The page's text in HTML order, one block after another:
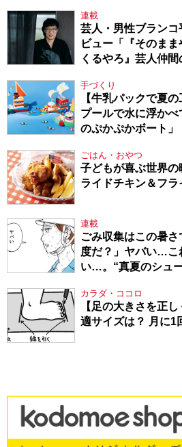
連載
芸人・男性ブラン
ビュー「『そのま
くるやろ』芸人仲
手づくり
【牛乳パックで夏
プールで水に浮か
のぷかぷかボート」
ごはん・おやつ
子どもが喜ぶ世界
ライドチキン＆フラ
連載
ごみ収集はこの暑
度だ？」ヤバい…こ
い…。“真夏のシュ
カラダ・ココロ
【足の大きさを正
適サイズは？ 月に1